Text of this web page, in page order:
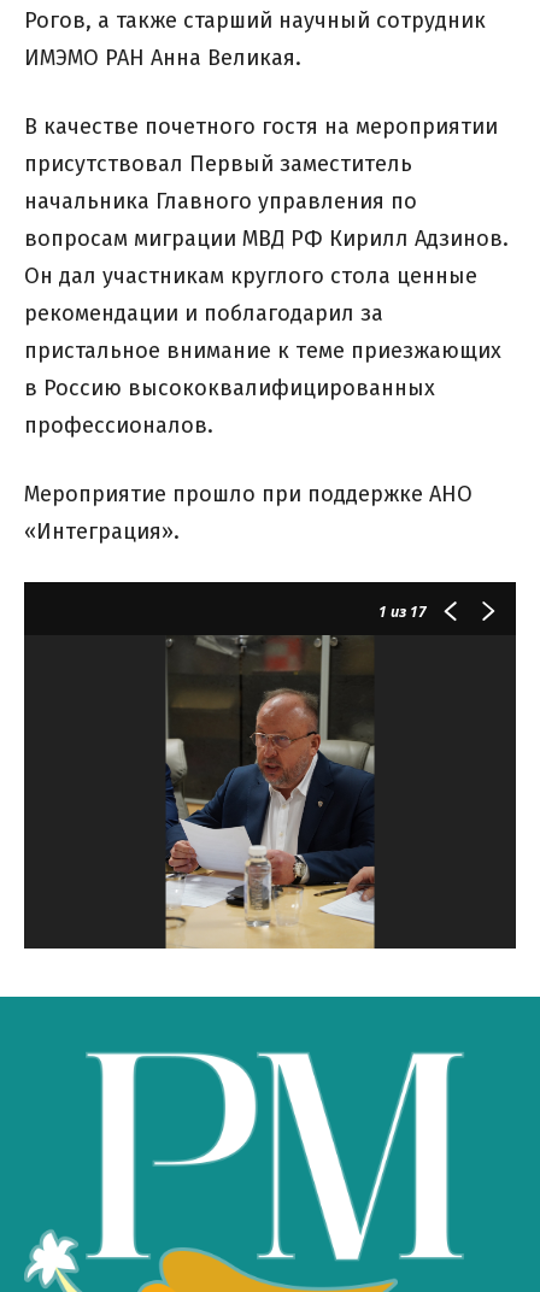
Рогов, а также старший научный сотрудник
ИМЭМО РАН Анна Великая.
В качестве почетного гостя на мероприятии
присутствовал Первый заместитель
начальника Главного управления по
вопросам миграции МВД РФ Кирилл Адзинов.
Он дал участникам круглого стола ценные
рекомендации и поблагодарил за
пристальное внимание к теме приезжающих
в Россию высококвалифицированных
профессионалов.
Мероприятие прошло при поддержке АНО
«Интеграция».
1 из 17